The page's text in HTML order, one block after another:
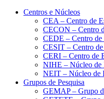
Conteúdo principal Menu
Centros e Núcleos
CEA – Centro de
CECON – Centro
CEDE – Centro de
CESIT – Centro
CERI – Centro de
NIHE – Núcleo de
NEIT – Núcleo de
Grupos de Pesquisa
GEMAP – Grupo